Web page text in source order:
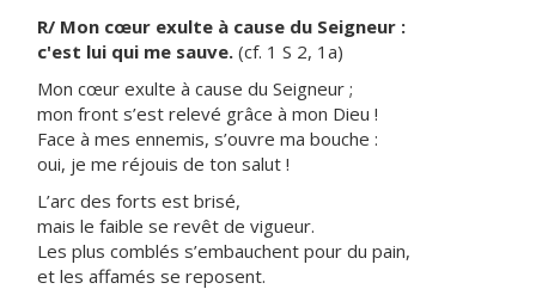
R/ Mon cœur exulte à cause du Seigneur :
c'est lui qui me sauve. (cf. 1 S 2, 1a)
Mon cœur exulte à cause du Seigneur ;
mon front s’est relevé grâce à mon Dieu !
Face à mes ennemis, s’ouvre ma bouche :
oui, je me réjouis de ton salut !
L’arc des forts est brisé,
mais le faible se revêt de vigueur.
Les plus comblés s’embauchent pour du pain,
et les affamés se reposent.